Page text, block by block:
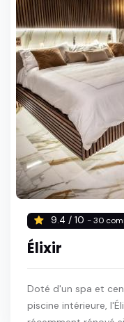
9.4 / 10 - 30
Élixir
Doté d'un spa et
piscine intérieure,